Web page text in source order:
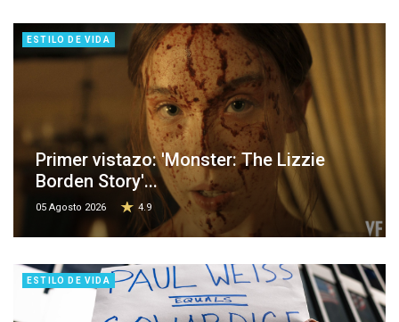
ESTILO DE VIDA
Primer vistazo: 'Monster: The Lizzie
Borden Story'...
05 Agosto 2026 4.9
ESTILO DE VIDA